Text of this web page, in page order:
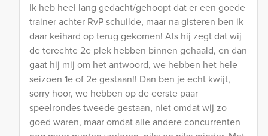
Ik heb heel lang gedacht/gehoopt dat er een goede
trainer achter RvP schuilde, maar na gisteren ben ik
daar keihard op terug gekomen! Als hij zegt dat wij
de terechte 2e plek hebben binnen gehaald, en dan
gaat hij mij om het antwoord, we hebben het hele
seizoen 1e of 2e gestaan!! Dan ben je echt kwijt,
sorry hoor, we hebben op de eerste paar
speelrondes tweede gestaan, niet omdat wij zo
goed waren, maar omdat alle andere concurrenten